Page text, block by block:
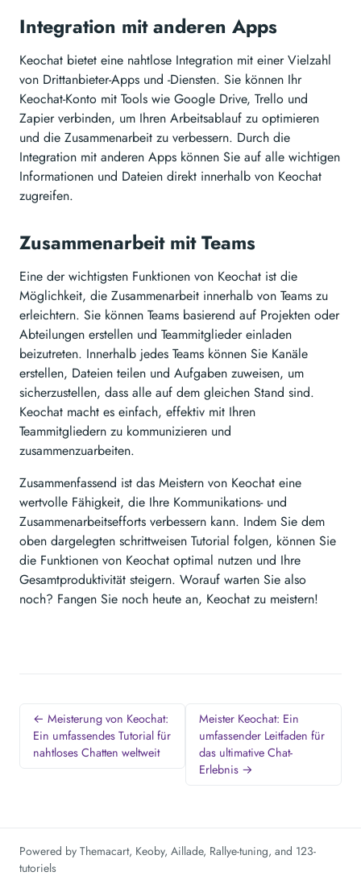
Integration mit anderen Apps
Keochat bietet eine nahtlose Integration mit einer Vielzahl
von Drittanbieter-Apps und -Diensten. Sie können Ihr
Keochat-Konto mit Tools wie Google Drive, Trello und
Zapier verbinden, um Ihren Arbeitsablauf zu optimieren
und die Zusammenarbeit zu verbessern. Durch die
Integration mit anderen Apps können Sie auf alle wichtigen
Informationen und Dateien direkt innerhalb von Keochat
zugreifen.
Zusammenarbeit mit Teams
Eine der wichtigsten Funktionen von Keochat ist die
Möglichkeit, die Zusammenarbeit innerhalb von Teams zu
erleichtern. Sie können Teams basierend auf Projekten oder
Abteilungen erstellen und Teammitglieder einladen
beizutreten. Innerhalb jedes Teams können Sie Kanäle
erstellen, Dateien teilen und Aufgaben zuweisen, um
sicherzustellen, dass alle auf dem gleichen Stand sind.
Keochat macht es einfach, effektiv mit Ihren
Teammitgliedern zu kommunizieren und
zusammenzuarbeiten.
Zusammenfassend ist das Meistern von Keochat eine
wertvolle Fähigkeit, die Ihre Kommunikations- und
Zusammenarbeitsefforts verbessern kann. Indem Sie dem
oben dargelegten schrittweisen Tutorial folgen, können Sie
die Funktionen von Keochat optimal nutzen und Ihre
Gesamtproduktivität steigern. Worauf warten Sie also
noch? Fangen Sie noch heute an, Keochat zu meistern!
← Meisterung von Keochat:
Ein umfassendes Tutorial für
nahtloses Chatten weltweit
Meister Keochat: Ein
umfassender Leitfaden für
das ultimative Chat-
Erlebnis →
Powered by Themacart, Keoby, Aillade, Rallye-tuning, and 123-
tutoriels